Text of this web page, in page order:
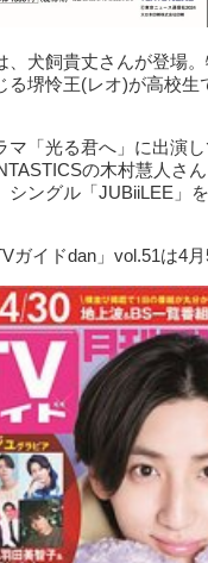
、犬飼貴丈さんが登場
る堺怜王(レオ)が高校
マ「光る君へ」に出演
の木村慧人さ
ングル「JUBiiLEE」
ガイドdan」vol.51は4月